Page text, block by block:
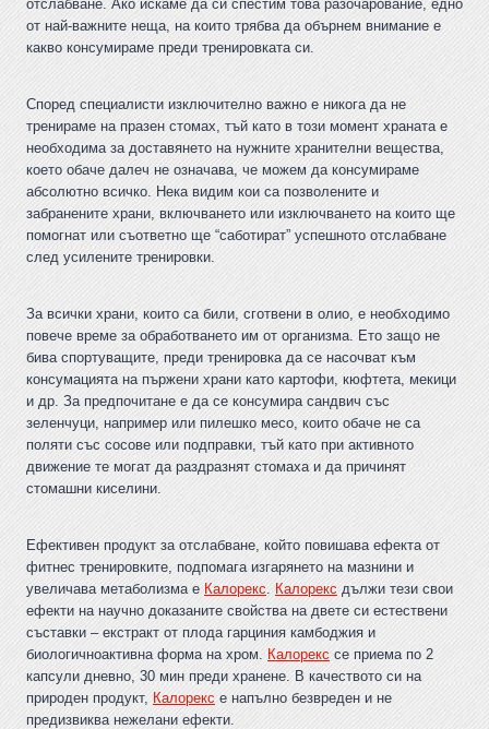
отслабване. Ако искаме да си спестим това разочарование, едно
от най-важните неща, на които трябва да обърнем внимание е
какво консумираме преди тренировката си.
Според специалисти изключително важно е никога да не
тренираме на празен стомах, тъй като в този момент храната е
необходима за доставянето на нужните хранителни вещества,
което обаче далеч не означава, че можем да консумираме
абсолютно всичко. Нека видим кои са позволените и
забранените храни, включването или изключването на които ще
помогнат или съответно ще “саботират” успешното отслабване
след усилените тренировки.
За всички храни, които са били, сготвени в олио, е необходимо
повече време за обработването им от организма. Ето защо не
бива спортуващите, преди тренировка да се насочват към
консумацията на пържени храни като картофи, кюфтета, мекици
и др. За предпочитане е да се консумира сандвич със
зеленчуци, например или пилешко месо, които обаче не са
поляти със сосове или подправки, тъй като при активното
движение те могат да раздразнят стомаха и да причинят
стомашни киселини.
Ефективен продукт за отслабване, който повишава ефекта от
фитнес тренировките, подпомага изгарянето на мазнини и
увеличава метаболизма е Калорекс. Калорекс дължи тези свои
ефекти на научно доказаните свойства на двете си естествени
съставки – екстракт от плода гарциния камбоджия и
биологичноактивна форма на хром. Калорекс се приема по 2
капсули дневно, 30 мин преди хранене. В качеството си на
природен продукт, Калорекс е напълно безвреден и не
предизвиква нежелани ефекти.